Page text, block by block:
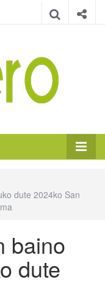
dute 2024ko San
baino
dute